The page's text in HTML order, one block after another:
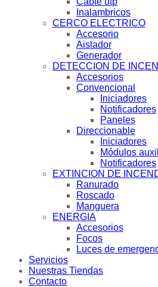
Inalambricos
CERCO ELECTRICO
Accesorio
Aislador
Generador
DETECCION DE
Accesorios
Convencional
Iniciadores
Notificadores
Paneles
Direccionable
Iniciadores
Módulos
Notificadores
EXTINCION DE
Ranurado
Roscado
Manguera
ENERGIA
Accesorios
Focos
Luces de
Servicios
Nuestras Tiendas
Contacto